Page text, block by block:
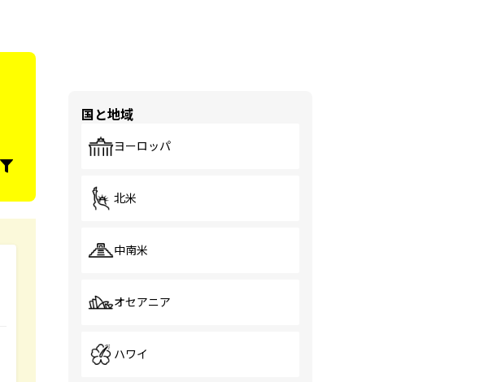
国と地域
ヨーロッパ
北米
中南米
オセアニア
ハワイ